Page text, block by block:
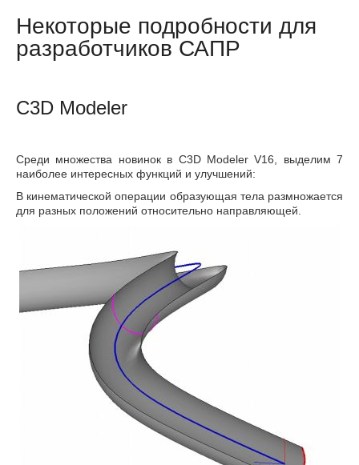
Некоторые подробности для
разработчиков САПР
C3D Modeler
Среди множества новинок в C3D Modeler V16, выделим 7
наиболее интересных функций и улучшений:
В кинематической операции образующая тела размножается
для разных положений относительно направляющей.